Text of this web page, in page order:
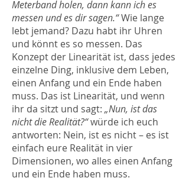
Meterband holen, dann kann ich es
messen und es dir sagen.“Wie lange
lebt jemand? Dazu habt ihr Uhren
und könnt es so messen. Das
Konzept der Linearität ist, dass jedes
einzelne Ding, inklusive dem Leben,
einen Anfang und ein Ende haben
muss. Das ist Linearität, und wenn
ihr da sitzt und sagt: „Nun, ist das
nicht die Realität?“würde ich euch
antworten: Nein, ist es nicht – es ist
einfach eure Realität in vier
Dimensionen, wo alles einen Anfang
und ein Ende haben muss.